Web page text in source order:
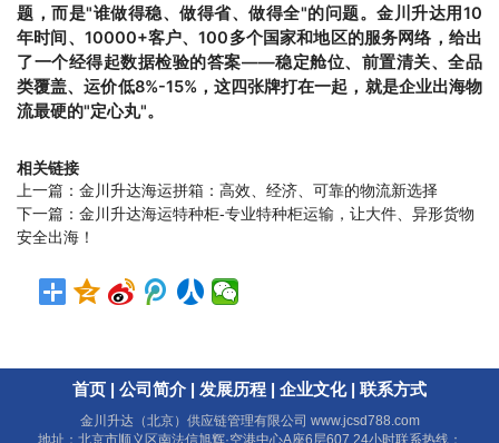
题，而是"谁做得稳、做得省、做得全"的问题。金川升达用10
年时间、10000+客户、100多个国家和地区的服务网络，给出
了一个经得起数据检验的答案——稳定舱位、前置清关、全品
类覆盖、运价低8%-15%，这四张牌打在一起，就是企业出海物
流最硬的"定心丸"。
相关链接
上一篇： 金川升达海运拼箱：高效、经济、可靠的物流新选择
下一篇： 金川升达海运特种柜-专业特种柜运输，让大件、异形货物
安全出海！
首页 公司简介 发展历程 企业文化| 联系方式
金川升达（北京）供应链管理有限公司 www.jcsd788.com
地址：北京市顺义区南法信旭辉·空港中心A座6层607 24小时联系热线：